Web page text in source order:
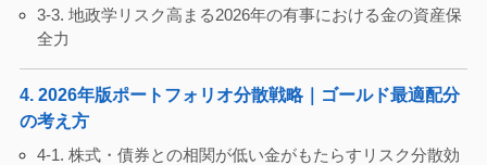
3-3. 地政学リスク高まる2026年の有事における金の資産保
全力
4. 2026年版ポートフォリオ分散戦略｜ゴールド最適配分
の考え方
4-1. 株式・債券との相関が低い金がもたらすリスク分散効